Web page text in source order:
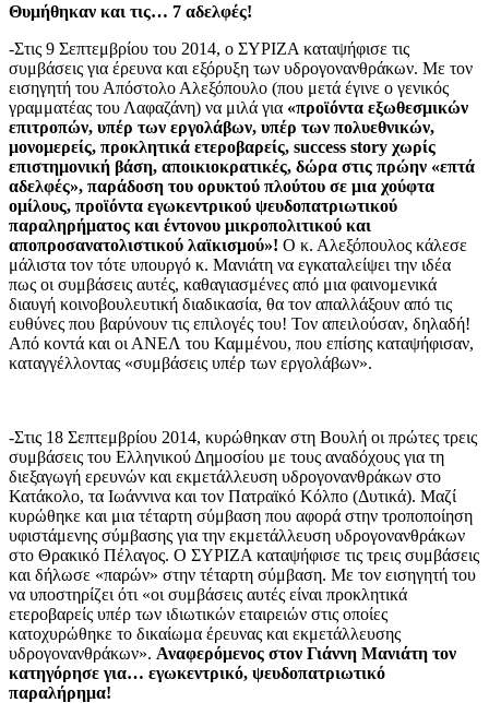
Θυμήθηκαν και τις… 7 αδελφές!
-Στις 9 Σεπτεμβρίου του 2014, ο ΣΥΡΙΖΑ καταψήφισε τις
συμβάσεις για έρευνα και εξόρυξη των υδρογονανθράκων. Με τον
εισηγητή του Απόστολο Αλεξόπουλο (που μετά έγινε ο γενικός
γραμματέας του Λαφαζάνη) να μιλά για «προϊόντα εξωθεσμικών
επιτροπών, υπέρ των εργολάβων, υπέρ των πολυεθνικών,
μονομερείς, προκλητικά ετεροβαρείς, success story χωρίς
επιστημονική βάση, αποικιοκρατικές, δώρα στις πρώην «επτά
αδελφές», παράδοση του ορυκτού πλούτου σε μια χούφτα
ομίλους, προϊόντα εγωκεντρικού ψευδοπατριωτικού
παραληρήματος και έντονου μικροπολιτικού και
αποπροσανατολιστικού λαϊκισμού»! Ο κ. Αλεξόπουλος κάλεσε
μάλιστα τον τότε υπουργό κ. Μανιάτη να εγκαταλείψει την ιδέα
πως οι συμβάσεις αυτές, καθαγιασμένες από μια φαινομενικά
διαυγή κοινοβουλευτική διαδικασία, θα τον απαλλάξουν από τις
ευθύνες που βαρύνουν τις επιλογές του! Τον απειλούσαν, δηλαδή!
Από κοντά και οι ΑΝΕΛ του Καμμένου, που επίσης καταψήφισαν,
καταγγέλλοντας «συμβάσεις υπέρ των εργολάβων».
-Στις 18 Σεπτεμβρίου 2014, κυρώθηκαν στη Βουλή οι πρώτες τρεις
συμβάσεις του Ελληνικού Δημοσίου με τους αναδόχους για τη
διεξαγωγή ερευνών και εκμετάλλευση υδρογονανθράκων στο
Κατάκολο, τα Ιωάννινα και τον Πατραϊκό Κόλπο (Δυτικά). Μαζί
κυρώθηκε και μια τέταρτη σύμβαση που αφορά στην τροποποίηση
υφιστάμενης σύμβασης για την εκμετάλλευση υδρογονανθράκων
στο Θρακικό Πέλαγος. Ο ΣΥΡΙΖΑ καταψήφισε τις τρεις συμβάσεις
και δήλωσε «παρών» στην τέταρτη σύμβαση. Με τον εισηγητή του
να υποστηρίζει ότι «οι συμβάσεις αυτές είναι προκλητικά
ετεροβαρείς υπέρ των ιδιωτικών εταιρειών στις οποίες
κατοχυρώθηκε το δικαίωμα έρευνας και εκμετάλλευσης
υδρογονανθράκων». Αναφερόμενος στον Γιάννη Μανιάτη τον
κατηγόρησε για… εγωκεντρικό, ψευδοπατριωτικό
παραλήρημα!